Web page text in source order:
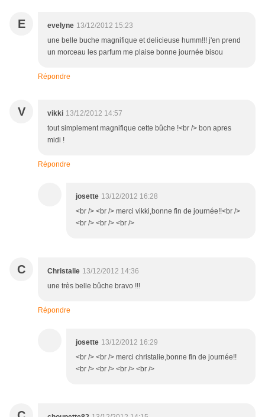
E evelyne 13/12/2012 15:23
une belle buche magnifique et delicieuse humm!!! j'en prend
un morceau les parfum me plaise bonne journée bisou
Répondre
V vikki 13/12/2012 14:57
tout simplement magnifique cette bûche !<br /> bon apres
midi !
Répondre
josette 13/12/2012 16:28
<br /> <br /> merci vikki,bonne fin de journée!!<br />
<br /> <br /> <br />
C Christalie 13/12/2012 14:36
une très belle bûche bravo !!!
Répondre
josette 13/12/2012 16:29
<br /> <br /> merci christalie,bonne fin de journée!!
<br /> <br /> <br /> <br />